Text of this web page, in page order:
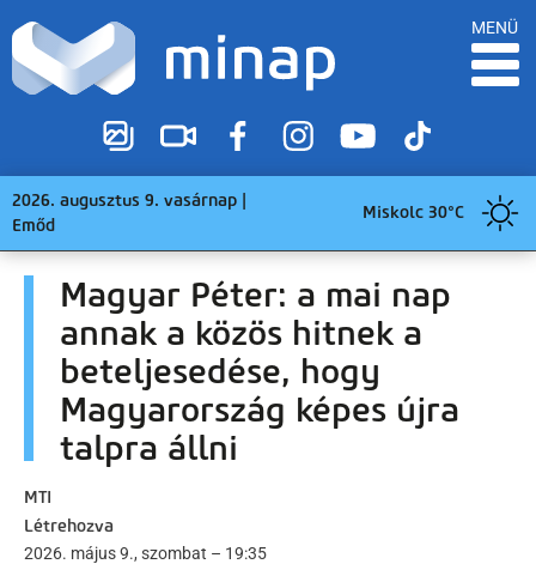
MENÜ
2026. augusztus 9. vasárnap |
Emőd
Miskolc 30°C
Magyar Péter: a mai nap
annak a közös hitnek a
beteljesedése, hogy
Magyarország képes újra
talpra állni
MTI
Létrehozva
2026. május 9., szombat – 19:35